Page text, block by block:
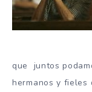
que juntos
hermanos y fieles